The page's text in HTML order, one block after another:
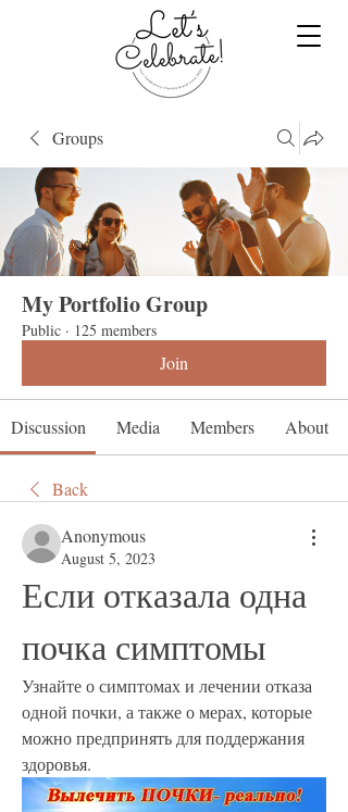
Groups
My Portfolio Group
Public · 125 members
Join
Discussion Media Members About
Back
Anonymous
August 5, 2023
Если отказала одна
почка симптомы
Узнайте о симптомах и лечении отказа
одной почки, а также о мерах, которые
можно предпринять для поддержания
здоровья.